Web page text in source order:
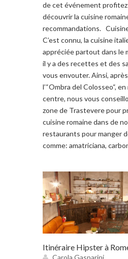
de cet événement
découvrir la cuisine
recommandations.
C’est connu, la cuisine
appréciée partout dans le
il y a des recettes et des
vous envouter. Ainsi,
l’“Ombra del Colosseo“,
centre, nous vous
zone de Trastevere pour
cuisine romaine dans de
restaurants pour manger
comme: amatriciana,
Itinéraire Hipster à
Carola Gasparini